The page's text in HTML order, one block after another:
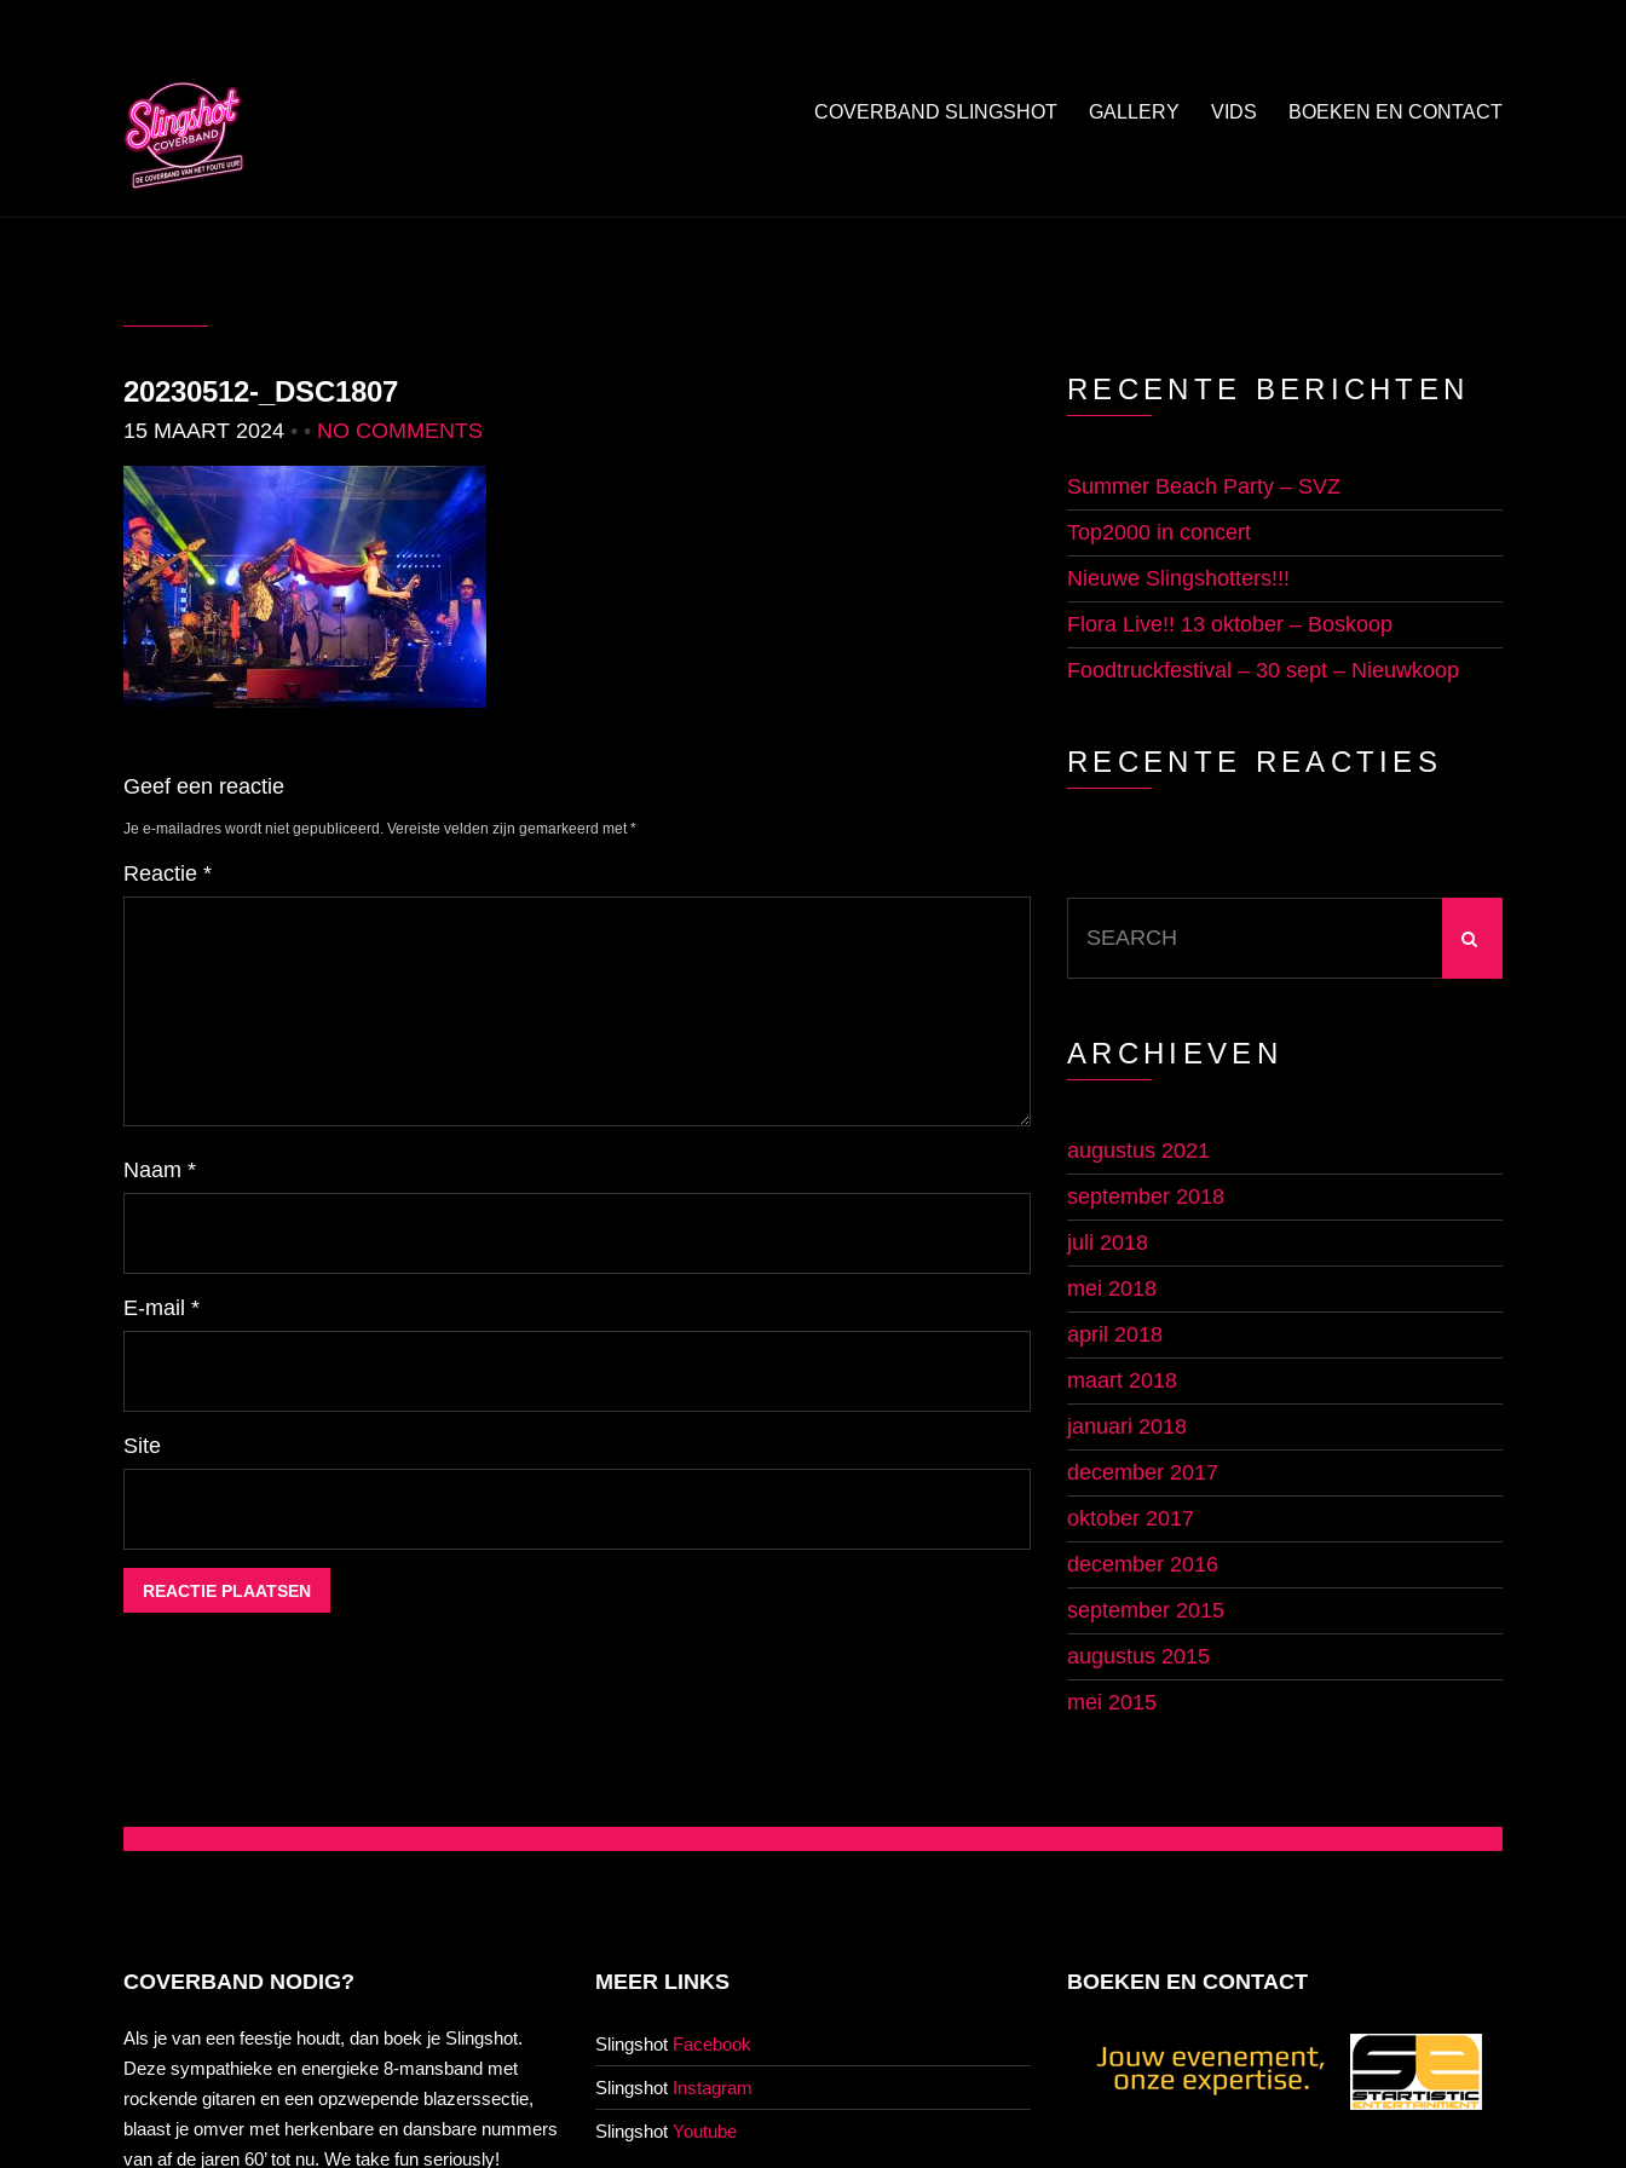
COVERBAND SLINGSHOT GALLERY VIDS BOEKEN EN CONTACT
20230512-_DSC1807
15 MAART 2024 • • NO COMMENTS
Geef een reactie
Je e-mailadres wordt niet gepubliceerd. Vereiste velden zijn gemarkeerd met*
Reactie *
Naam *
E-mail *
Site
RECENTE BERICHTEN
Summer Beach Party – SVZ
Top2000 in concert
Nieuwe Slingshotters!!!
Flora Live!! 13 oktober – Boskoop
Foodtruckfestival – 30 sept – Nieuwkoop
RECENTE REACTIES
for:
ARCHIEVEN
augustus 2021
september 2018
juli 2018
mei 2018
april 2018
maart 2018
januari 2018
december 2017
oktober 2017
december 2016
september 2015
augustus 2015
mei 2015
COVERBAND NODIG?
Als je van een feestje houdt, dan boek je Slingshot.
Deze sympathieke en energieke 8-mansband met
rockende gitaren en een opzwepende blazerssectie,
blaast je omver met herkenbare en dansbare nummers
van af de jaren 60’ tot nu. We take fun seriously!
MEER LINKS
Slingshot Facebook
Slingshot Instagram
Slingshot Youtube
BOEKEN EN CONTACT